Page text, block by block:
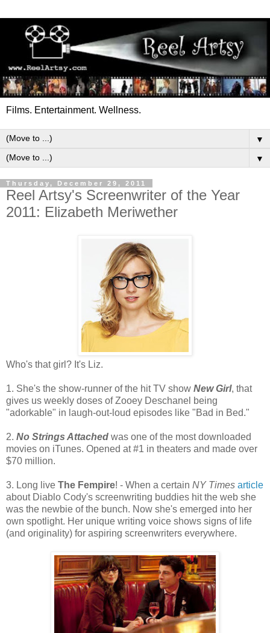
Films. Entertainment. Wellness.
▼
▼
Thursday, December 29, 2011
Reel Artsy's Screenwriter of the Year
2011: Elizabeth Meriwether
Who's that girl? It's Liz.
1. She's the show-runner of the hit TV show New Girl, that
gives us weekly doses of Zooey Deschanel being
"adorkable" in laugh-out-loud episodes like "Bad in Bed."
2. No Strings Attached was one of the most downloaded
movies on iTunes. Opened at #1 in theaters and made over
$70 million.
3. Long live The Fempire! - When a certain NY Times article
about Diablo Cody's screenwriting buddies hit the web she
was the newbie of the bunch. Now she's emerged into her
own spotlight. Her unique writing voice shows signs of life
(and originality) for aspiring screenwriters everywhere.